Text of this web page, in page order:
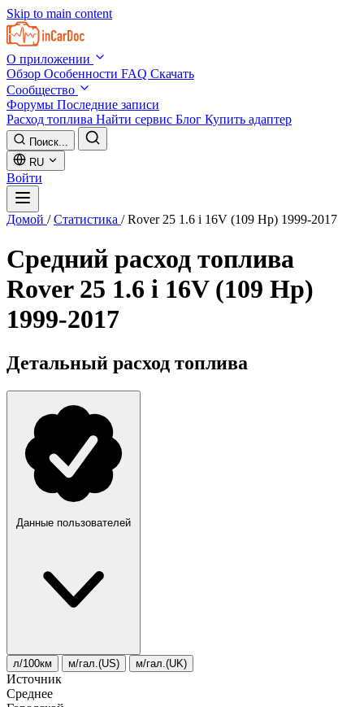
Skip to main content
О приложении
Обзор Особенности FAQ Скачать
Сообщество
Форумы Последние записи
Расход топлива Найти сервис Блог Купить адаптер
Поиск...
RU
Войти
Домой / Статистика / Rover 25 1.6 i 16V (109 Hp) 1999-2017
Средний расход топлива
Rover 25 1.6 i 16V (109 Hp)
1999-2017
Детальный расход топлива
Данные пользователей
л/100км м/гал.(US) м/гал.(UK)
Источник
Среднее